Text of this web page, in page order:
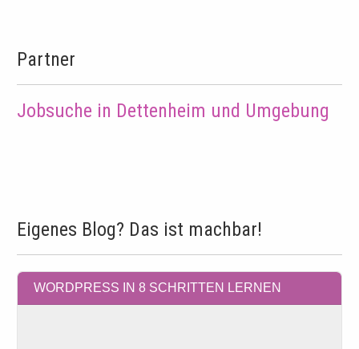
Partner
Jobsuche in Dettenheim und Umgebung
Eigenes Blog? Das ist machbar!
WORDPRESS IN 8 SCHRITTEN LERNEN